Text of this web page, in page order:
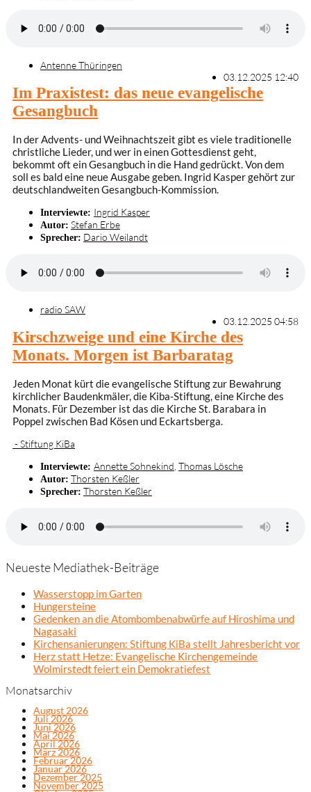
Antenne Thüringen
03.12.2025 12:40
Im Praxistest: das neue evangelische
Gesangbuch
In der Advents- und Weihnachtszeit gibt es viele traditionelle
christliche Lieder, und wer in einen Gottesdienst geht,
bekommt oft ein Gesangbuch in die Hand gedrückt. Von dem
soll es bald eine neue Ausgabe geben. Ingrid Kasper gehört zur
deutschlandweiten Gesangbuch-Kommission.
Interviewte: Ingrid Kasper
Autor: Stefan Erbe
Sprecher: Dario Weilandt
radio SAW
03.12.2025 04:58
Kirschzweige und eine Kirche des
Monats. Morgen ist Barbaratag
Jeden Monat kürt die evangelische Stiftung zur Bewahrung
kirchlicher Baudenkmäler, die Kiba-Stiftung, eine Kirche des
Monats. Für Dezember ist das die Kirche St. Barabara in
Poppel zwischen Bad Kösen und Eckartsberga.
- Stiftung KiBa
Interviewte: Annette Sohnekind, Thomas Lösche
Autor: Thorsten Keßler
Sprecher: Thorsten Keßler
Neueste Mediathek-Beiträge
Wasserstopp im Garten
Hungersteine
Gedenken an die Atombombenabwürfe auf Hiroshima und
Nagasaki
Kirchensanierungen: Stiftung KiBa stellt Jahresbericht vor
Herz statt Hetze: Evangelische Kirchengemeinde
Wolmirstedt feiert ein Demokratiefest
Monatsarchiv
August 2026
Juli 2026
Juni 2026
Mai 2026
April 2026
März 2026
Februar 2026
Januar 2026
Dezember 2025
November 2025